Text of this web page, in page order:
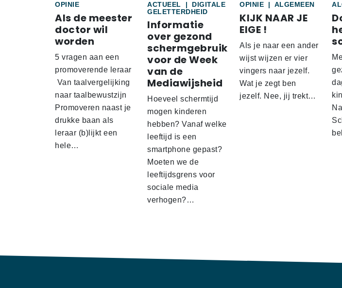
OPINIE
Als de meester
doctor wil
worden
5 vragen aan een
promoverende leraar
Van taalvergelijking
naar taalbewustzijn
Promoveren naast je
drukke baan als
leraar (b)lijkt een
hele…
ACTUEEL |
DIGITALE
GELETTERDHEID
Informatie
over gezond
schermgebruik
voor de Week
van de
Mediawijsheid
Hoeveel schermtijd
mogen kinderen
hebben? Vanaf welke
leeftijd is een
smartphone gepast?
Moeten we de
leeftijdsgrens voor
sociale media
verhogen?…
OPINIE | ALGEMEEN
KIJK NAAR JE
EIGE !
Als je naar een ander
wijst wijzen er vier
vingers naar jezelf.
Wat je zegt ben
jezelf. Nee, jij trekt…